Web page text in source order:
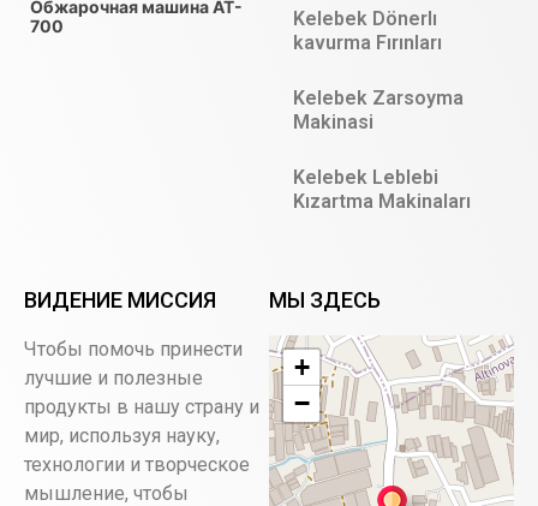
Обжарочная машина AT-
700
Kelebek Dönerlı
kavurma Fırınları
Kelebek Zarsoyma
Makinasi
Kelebek Leblebi
Kızartma Makinaları
ВИДЕНИЕ МИССИЯ
Чтобы помочь принести
лучшие и полезные
продукты в нашу страну и
мир, используя науку,
технологии и творческое
мышление, чтобы
МЫ ЗДЕСЬ
+
−